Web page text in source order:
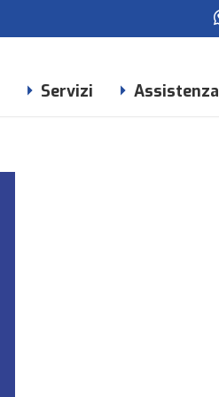
Servizi Assistenza